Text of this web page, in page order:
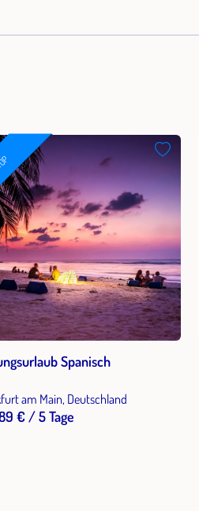
Spanisch
am Main, Deutschland
€ / 5 Tage